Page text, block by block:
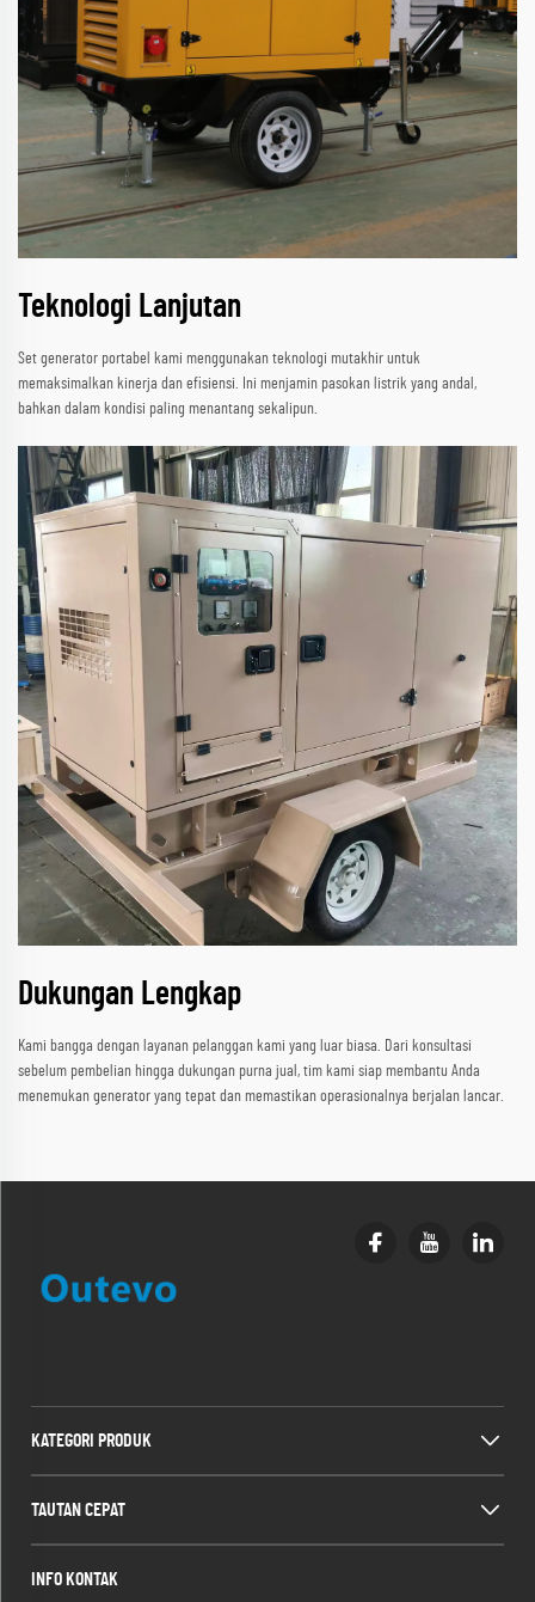
Teknologi Lanjutan
Set generator portabel kami menggunakan teknologi mutakhir untuk
memaksimalkan kinerja dan efisiensi. Ini menjamin pasokan listrik yang andal,
bahkan dalam kondisi paling menantang sekalipun.
Dukungan Lengkap
Kami bangga dengan layanan pelanggan kami yang luar biasa. Dari konsultasi
sebelum pembelian hingga dukungan purna jual, tim kami siap membantu Anda
menemukan generator yang tepat dan memastikan operasionalnya berjalan lancar.
KATEGORI PRODUK
TAUTAN CEPAT
INFO KONTAK